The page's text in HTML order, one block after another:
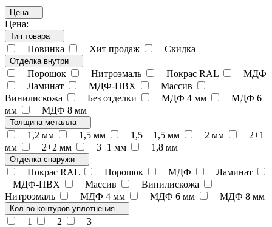
Цена
Цена: –
Тип товара
Новинка Хит продаж Скидка
Отделка внутри
Порошок Нитроэмаль Покрас RAL
МДФ
Ламинат
МДФ-ПВХ
Массив
Винилискожа
Без отделки МДФ 4 мм
МДФ 6
мм
МДФ 8 мм
Толщина металла
1,2 мм 1,5 мм 1,5 + 1,5 мм 2 мм
2+1
мм
2+2 мм 3+1 мм 1,8 мм
Отделка снаружи
Покрас RAL Порошок МДФ
Ламинат
МДФ-ПВХ
Массив
Винилискожа
Нитроэмаль
МДФ 4 мм МДФ 6 мм МДФ 8 мм
Кол-во контуров уплотнения
1 2 3